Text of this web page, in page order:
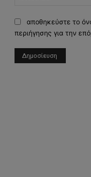
αποθηκεύστε το
περιήγησης για την